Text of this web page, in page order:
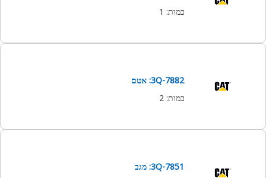
כמות:
1
3Q-7882: אטם
כמות:
2
3Q-7851: מגב